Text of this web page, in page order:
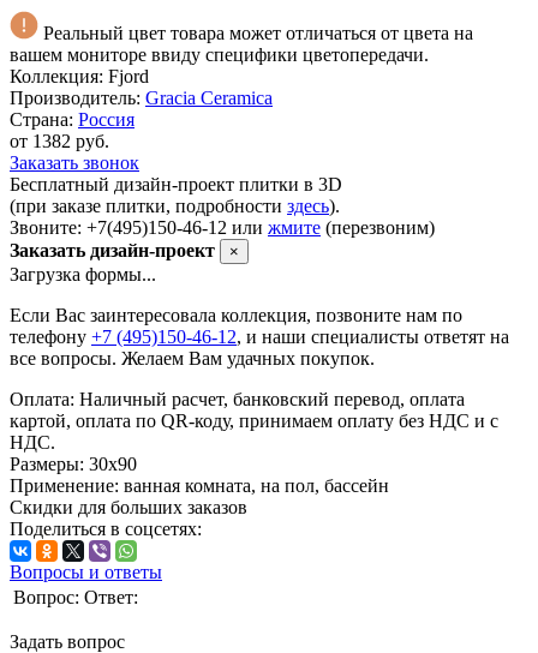
Реальный цвет товара может отличаться от цвета на
вашем мониторе ввиду специфики цветопередачи.
Коллекция: Fjord
Производитель: Gracia Ceramica
Страна: Россия
от 1382 руб.
Заказать звонок
Бесплатный дизайн-проект плитки в 3D
(при заказе плитки, подробности здесь).
Звоните: +7(495)150-46-12 или жмите (перезвоним)
Заказать дизайн-проект
×
Загрузка формы...
Если Вас заинтересовала коллекция, позвоните нам по
телефону +7 (495)150-46-12, и наши специалисты ответят на
все вопросы. Желаем Вам удачных покупок.
Оплата: Наличный расчет, банковский перевод, оплата
картой, оплата по QR-коду, принимаем оплату без НДС и с
НДС.
Размеры: 30x90
Применение: ванная комната, на пол, бассейн
Скидки для больших заказов
Поделиться в соцсетях:
Вопросы и ответы
Вопрос: Ответ:
Задать вопрос